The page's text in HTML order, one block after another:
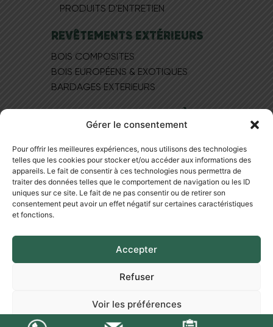
Gérer le consentement
Pour offrir les meilleures expériences, nous utilisons des technologies
telles que les cookies pour stocker et/ou accéder aux informations des
appareils. Le fait de consentir à ces technologies nous permettra de
traiter des données telles que le comportement de navigation ou les ID
uniques sur ce site. Le fait de ne pas consentir ou de retirer son
consentement peut avoir un effet négatif sur certaines caractéristiques
et fonctions.
Accepter
Refuser
Voir les préférences
PRODUITS D'ENTRETIEN
REVÊTEMENTS EXTÉRIEURS
BOIS COMPOSITES
BOIS EUROPÉEN​S & EXOTIQUES
BARDAGES EXTERIEURS
NOS PRODUITS
NOTRE SHOWROOM
BLOG
NOUS CONTACTER
CONDITIONS GÉNÉRALES DE VENTE
MENTIONS LÉGALES